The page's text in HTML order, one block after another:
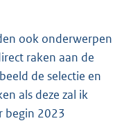
ook onderwerpen
raken aan de
de selectie en
als deze zal ik
begin 2023